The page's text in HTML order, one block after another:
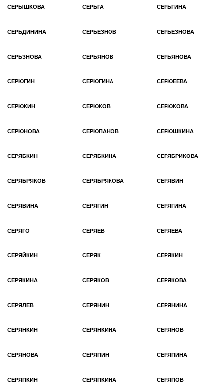
СЕРЫШКОВА СЕРЬГА СЕРЬГИНА
СЕРЬДИНИНА СЕРЬЕЗНОВ СЕРЬЕЗНОВА
СЕРЬЗНОВА СЕРЬЯНОВ СЕРЬЯНОВА
СЕРЮГИН СЕРЮГИНА СЕРЮЕЕВА
СЕРЮКИН СЕРЮКОВ СЕРЮКОВА
СЕРЮНОВА СЕРЮПАНОВ СЕРЮШКИНА
СЕРЯБКИН СЕРЯБКИНА СЕРЯБРИКОВА
СЕРЯБРЯКОВ СЕРЯБРЯКОВА СЕРЯВИН
СЕРЯВИНА СЕРЯГИН СЕРЯГИНА
СЕРЯГО СЕРЯЕВ СЕРЯЕВА
СЕРЯЙКИН СЕРЯК СЕРЯКИН
СЕРЯКИНА СЕРЯКОВ СЕРЯКОВА
СЕРЯЛЕВ СЕРЯНИН СЕРЯНИНА
СЕРЯНКИН СЕРЯНКИНА СЕРЯНОВ
СЕРЯНОВА СЕРЯПИН СЕРЯПИНА
СЕРЯПКИН СЕРЯПКИНА СЕРЯПОВ